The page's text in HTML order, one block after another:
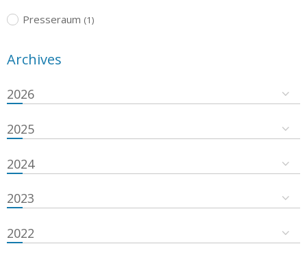
Presseraum (1)
Archives
2026
2025
2024
2023
2022